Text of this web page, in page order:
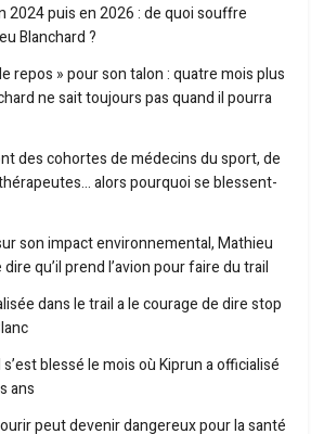
2024 puis en 2026 : de quoi souffre
Blanchard ?
repos » pour son talon : quatre mois plus
ne sait toujours pas quand il pourra
des cohortes de médecins du sport, de
alors pourquoi se blessent-
son impact environnemental, Mathieu
qu’il prend l’avion pour faire du trail
dans le trail a le courage de dire stop
blessé le mois où Kiprun a officialisé
ans
peut devenir dangereux pour la santé